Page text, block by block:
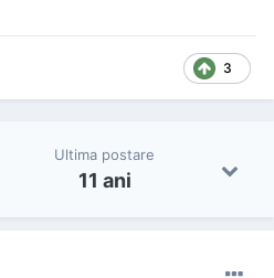
3
Ultima postare
11 ani